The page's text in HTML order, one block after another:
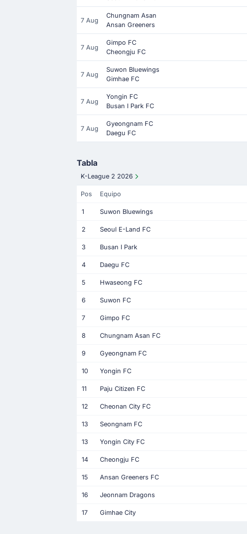
7 Aug
Chungnam Asan
Ansan Greeners
7 Aug
Gimpo FC
Cheongju FC
7 Aug
Suwon Bluewings
Gimhae FC
7 Aug
Yongin FC
Busan I Park FC
7 Aug
Gyeongnam FC
Daegu FC
Tabla
K-League 2 2026
Pos Equipo
1 Suwon Bluewings
2 Seoul E-Land FC
3 Busan I Park
4 Daegu FC
5 Hwaseong FC
6 Suwon FC
7 Gimpo FC
8 Chungnam Asan FC
9 Gyeongnam FC
10 Yongin FC
11 Paju Citizen FC
12 Cheonan City FC
13 Seongnam FC
13 Yongin City FC
14 Cheongju FC
15 Ansan Greeners FC
16 Jeonnam Dragons
17 Gimhae City